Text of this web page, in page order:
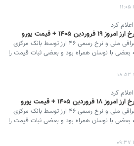
کرد
امروز ۱۹ فروردین ۱۴۰۵ + قیمت یورو
نرخ ارز در صرافی ملی و نرخ رسمی ۴۶ ارز توسط بانک مرکزی
بعضی با نوسان همراه بود و بعضی ثبات قیمت را
کرد
امروز ۱۸ فروردین ۱۴۰۵ + قیمت یورو
نرخ ارز در صرافی ملی و نرخ رسمی ۴۶ ارز توسط بانک مرکزی
بعضی با نوسان همراه بود و بعضی ثبات قیمت را